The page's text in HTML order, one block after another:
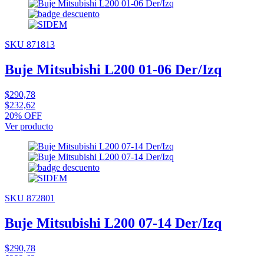
SKU 871813
Buje Mitsubishi L200 01-06 Der/Izq
$290,78
$232,62
20% OFF
Ver producto
SKU 872801
Buje Mitsubishi L200 07-14 Der/Izq
$290,78